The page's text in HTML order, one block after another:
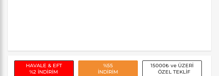
HAVALE & EFT
%2 İNDİRİM
%55
İNDİRİM
15000₺ ve ÜZERİ
ÖZEL TEKLİF